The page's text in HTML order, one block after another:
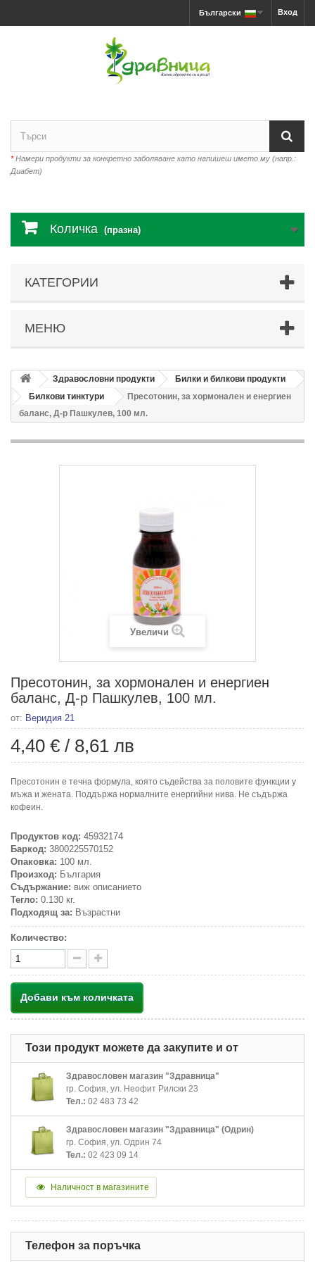
Вход
Български
*Намери продукти за конкретно заболяване като напишеш името му (напр.:
Диабет)
Количка (празна)
КАТЕГОРИИ
МЕНЮ
Здравословни продукти
Билки и билкови продукти
Билкови тинктури
Пресотонин, за хормонален и енергиен
баланс, Д-р Пашкулев, 100 мл.
Увеличи
Пресотонин, за хормонален и енергиен
баланс, Д-р Пашкулев, 100 мл.
от: Веридия 21
4,40 € / 8,61 лв
Пресотонин е течна формула, която съдейства за половите функции у
мъжа и жената. Поддържа нормалните енергийни нива. Не съдържа
кофеин.
Продуктов код: 45932174
Баркод: 3800225570152
Опаковка: 100 мл.
Произход: България
Съдържание: виж описанието
Тегло: 0.130 кг.
Подходящ за: Възрастни
Количество:
Добави към количката
Този продукт можете да закупите и от
Здравословен магазин "Здравница"
гр. София, ул. Неофит Рилски 23
Тел.: 02 483 73 42
Здравословен магазин "Здравница" (Одрин)
гр. София, ул. Одрин 74
Тел.: 02 423 09 14
Наличност в магазините
Телефон за поръчка